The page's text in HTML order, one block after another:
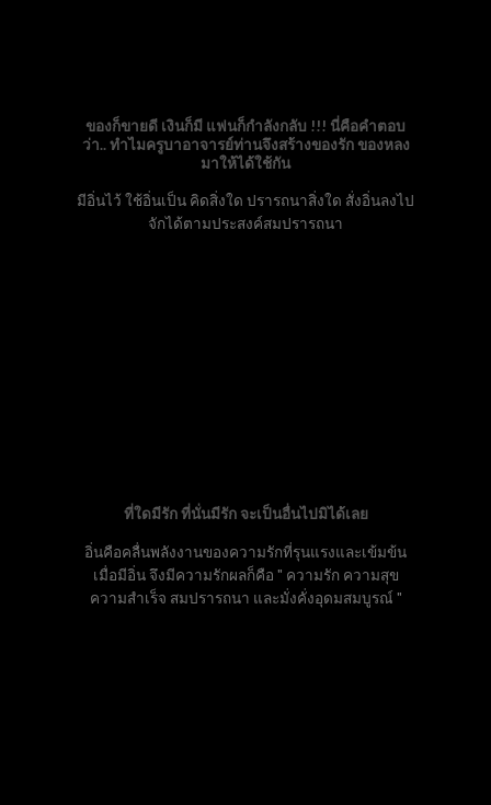
ของก็ขายดี เงินก็มี แฟนก็กำลังกลับ !!! นี่คือคำตอบ
ว่า.. ทำไมครูบาอาจารย์ท่านจึงสร้างของรัก ของหลง
มาให้ได้ใช้กัน
มีอิ่นไว้ ใช้อิ่นเป็น คิดสิ่งใด ปรารถนาสิ่งใด สั่งอิ่นลงไป
จักได้ตามประสงค์สมปรารถนา
ที่ใดมีรัก ที่นั่นมีรัก จะเป็นอื่นไปมิได้เลย
อิ่นคือคลื่นพลังงานของความรักที่รุนแรงและเข้มข้น
เมื่อมีอิ่น จึงมีความรักผลก็คือ " ความรัก ความสุข
ความสำเร็จ สมปรารถนา และมั่งคั่งอุดมสมบูรณ์ "